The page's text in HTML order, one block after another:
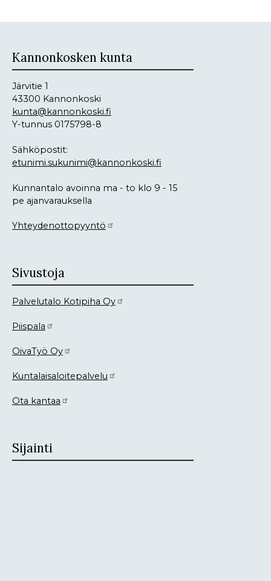
Kannonkosken kunta
Järvitie 1
43300 Kannonkoski
kunta@kannonkoski.fi
Y-tunnus 0175798-8
Sähköpostit:
etunimi.sukunimi@kannonkoski.fi
Kunnantalo avoinna ma - to klo 9 - 15
pe ajanvarauksella
Yhteydenottopyyntö
Sivustoja
Palvelutalo Kotipiha Oy
Piispala
OivaTyö Oy
Kuntalaisaloitepalvelu
Ota kantaa
Sijainti